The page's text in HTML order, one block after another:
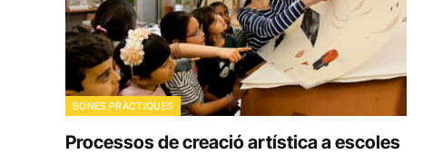
BONES PRÀCTIQUES
Processos de creació artística a escoles